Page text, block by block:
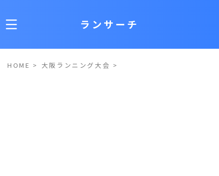
ランサーチ
HOME > 大阪ランニング大会 >